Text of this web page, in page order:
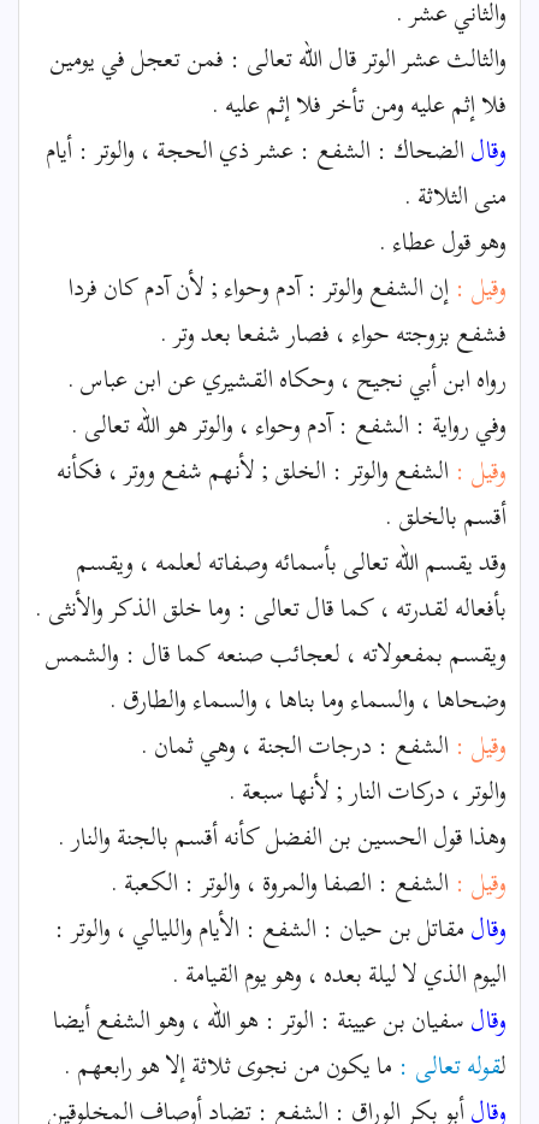
والثاني عشر .
والثالث عشر الوتر قال الله تعالى : فمن تعجل في يومين
فلا إثم عليه ومن تأخر فلا إثم عليه .
وقالالضحاك : الشفع : عشر ذي الحجة ، والوتر : أيام
منى الثلاثة .
وهو قول عطاء .
وقيل : إن الشفع والوتر : آدم وحواء ; لأن آدم كان فردا
فشفع بزوجته حواء ، فصار شفعا بعد وتر .
رواه ابن أبي نجيح ، وحكاه القشيري عن ابن عباس .
وفي رواية : الشفع : آدم وحواء ، والوتر هو الله تعالى .
وقيل : الشفع والوتر : الخلق ; لأنهم شفع ووتر ، فكأنه
أقسم بالخلق .
وقد يقسم الله تعالى بأسمائه وصفاته لعلمه ، ويقسم
بأفعاله لقدرته ، كما قال تعالى : وما خلق الذكر والأنثى .
ويقسم بمفعولاته ، لعجائب صنعه كما قال : والشمس
وضحاها ، والسماء وما بناها ، والسماء والطارق .
وقيل : الشفع : درجات الجنة ، وهي ثمان .
والوتر ، دركات النار ; لأنها سبعة .
وهذا قول الحسين بن الفضل كأنه أقسم بالجنة والنار .
وقيل : الشفع : الصفا والمروة ، والوتر : الكعبة .
وقالمقاتل بن حيان : الشفع : الأيام والليالي ، والوتر :
اليوم الذي لا ليلة بعده ، وهو يوم القيامة .
وقالسفيان بن عيينة : الوتر : هو الله ، وهو الشفع أيضا
لقوله تعالى : ما يكون من نجوى ثلاثة إلا هو رابعهم .
وقالأبو بكر الوراق : الشفع : تضاد أوصاف المخلوقين